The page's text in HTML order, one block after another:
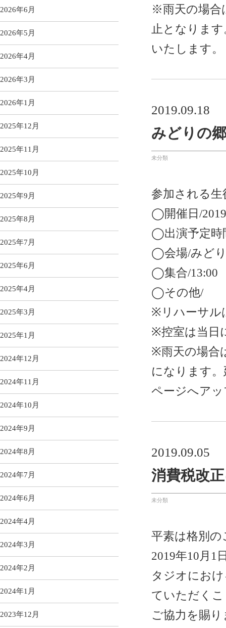
※雨天の場合
止となりま
いたします。
2019.09.18
みどりの
未分類
参加される
◯開催日/
◯出演予定時
◯会場/みど
◯集合/13:00
◯その他/
※リハーサル
※控室は当日
※雨天の場合
になります
ページへア
2019.09.05
消費税改
未分類
平素は格別
2019年10月1
タジオにお
ていただく
ご協力を賜
2026年6月
2026年5月
2026年4月
2026年3月
2026年1月
2025年12月
2025年11月
2025年10月
2025年9月
2025年8月
2025年7月
2025年6月
2025年4月
2025年3月
2025年1月
2024年12月
2024年11月
2024年10月
2024年9月
2024年8月
2024年7月
2024年6月
2024年4月
2024年3月
2024年2月
2024年1月
2023年12月